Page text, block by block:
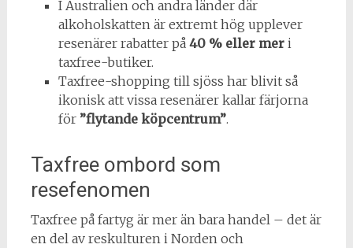
I Australien och andra länder där
alkoholskatten är extremt hög upplever
resenärer rabatter på 40 % eller meri
taxfree-butiker.
Taxfree-shopping till sjöss har blivit så
ikonisk att vissa resenärer kallar färjorna
för ”flytande köpcentrum”.
Taxfree ombord som
resefenomen
Taxfree på fartyg är mer än bara handel – det är
en del av reskulturen i Norden och